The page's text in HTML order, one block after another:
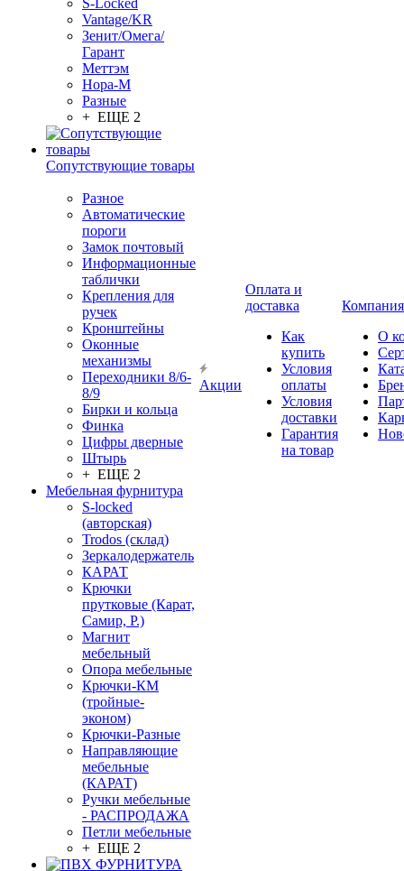
S-Locked
Vantage/KR
Зенит/Омега/
Гарант
Меттэм
Нора-М
Разные
+ ЕЩЕ 2
Сопутствующие товары
Разное
Автоматические
пороги
Замок почтовый
Информационные
таблички
Крепления для
ручек
Кронштейны
Оконные
механизмы
Переходники 8/6-
8/9
Бирки и кольца
Финка
Цифры дверные
Штырь
+ ЕЩЕ 2
Мебельная фурнитура
S-locked
(авторская)
Trodos (склад)
Зеркалодержатель
КАРАТ
Крючки
прутковые (Карат,
Самир, Р.)
Магнит
мебельный
Опора мебельные
Крючки-КМ
(тройные-
эконом)
Крючки-Разные
Направляющие
мебельные
(КАРАТ)
Ручки мебельные
- РАСПРОДАЖА
Петли мебельные
+ ЕЩЕ 2
Акции
Оплата и
доставка
Как
купить
Условия
оплаты
Условия
доставки
Гарантия
на товар
Компания
О